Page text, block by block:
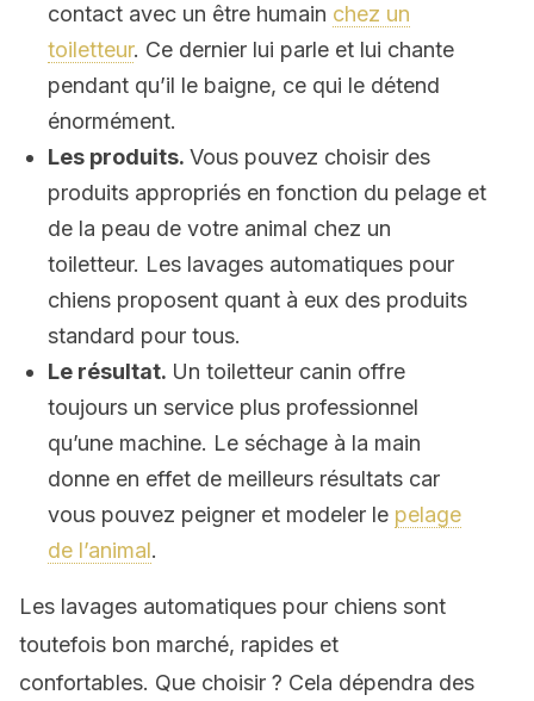
contact avec un être humain chez un
toiletteur. Ce dernier lui parle et lui chante
pendant qu’il le baigne, ce qui le détend
énormément.
Les produits. Vous pouvez choisir des
produits appropriés en fonction du pelage et
de la peau de votre animal chez un
toiletteur. Les lavages automatiques pour
chiens proposent quant à eux des produits
standard pour tous.
Le résultat. Un toiletteur canin offre
toujours un service plus professionnel
qu’une machine. Le séchage à la main
donne en effet de meilleurs résultats car
vous pouvez peigner et modeler le pelage
de l’animal.
Les lavages automatiques pour chiens sont
toutefois bon marché, rapides et
confortables. Que choisir ? Cela dépendra des